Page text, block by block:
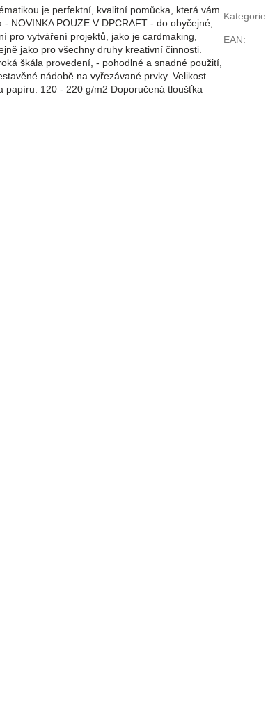
je perfektní, kvalitní pomůcka, která vám
NOVINKA POUZE V DPCRAFT - do obyčejné,
pro vytváření projektů, jako je cardmaking,
jako pro všechny druhy kreativní činnosti.
škála provedení, - pohodlné a snadné použití,
nádobě na vyřezávané prvky. Velikost
papíru: 120 - 220 g/m2 Doporučená tloušťka
Kategorie:
EAN: